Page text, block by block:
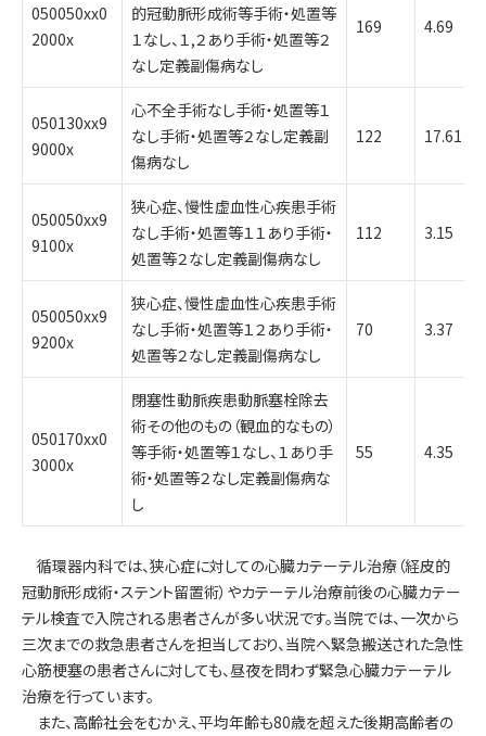
050050xx0
2000x
的冠動脈形成術等手術・処置等
１なし、１,２あり手術・処置等２
なし定義副傷病なし
169 4.69
050130xx9
9000x
心不全手術なし手術・処置等１
なし手術・処置等２なし定義副
傷病なし
122 17.61
050050xx9
9100x
狭心症、慢性虚血性心疾患手術
なし手術・処置等１１あり手術・
処置等２なし定義副傷病なし
112 3.15
050050xx9
9200x
狭心症、慢性虚血性心疾患手術
なし手術・処置等１２あり手術・
処置等２なし定義副傷病なし
70 3.37
050170xx0
3000x
閉塞性動脈疾患動脈塞栓除去
術その他のもの（観血的なもの）
等手術・処置等１なし、１あり手
術・処置等２なし定義副傷病な
し
55 4.35
循環器内科では、狭心症に対しての心臓カテーテル治療（経皮的
冠動脈形成術・ステント留置術）やカテーテル治療前後の心臓カテー
テル検査で入院される患者さんが多い状況です。当院では、一次から
三次までの救急患者さんを担当しており、当院へ緊急搬送された急性
心筋梗塞の患者さんに対しても、昼夜を問わず緊急心臓カテーテル
治療を行っています。
また、高齢社会をむかえ、平均年齢も80歳を超えた後期高齢者の